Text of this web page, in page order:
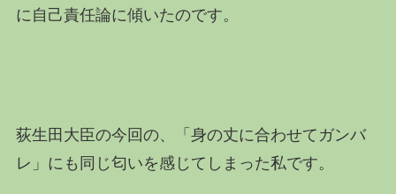
に自己責任論に傾いたのです。
荻生田大臣の今回の、「身の丈に合わせてガンバ
レ」にも同じ匂いを感じてしまった私です。